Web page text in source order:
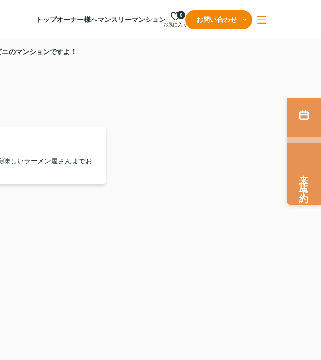
トップオーナー様へマンスリーマンション
お気に入り
0
お問い合わせ
のマンションですよ！
しいラーメン屋さんまでお
来店予約